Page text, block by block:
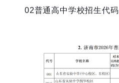
02普通高中学校招生代码